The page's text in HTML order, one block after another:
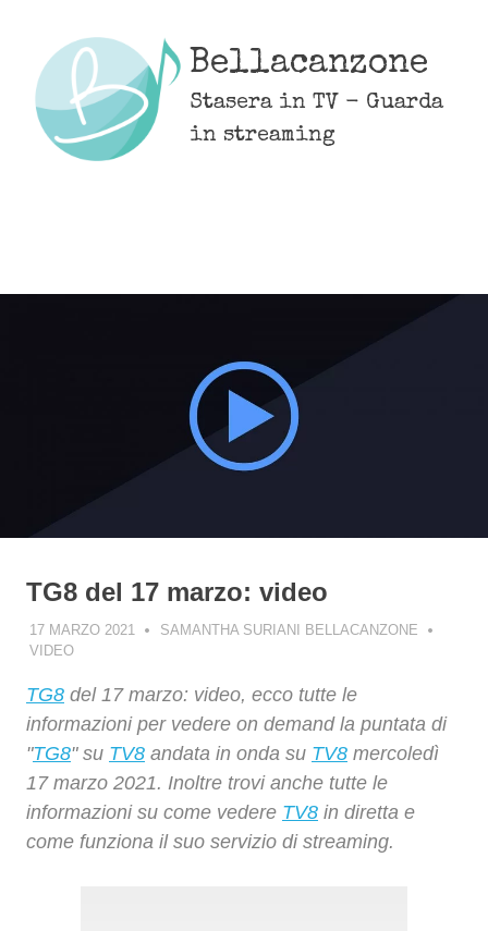
content
Bellacanzone
Stasera in TV - Guarda
in streaming
TG8 del 17 marzo: video
17 MARZO 2021
SAMANTHA SURIANI BELLACANZONE
VIDEO
TG8 del 17 marzo: video, ecco tutte le
informazioni per vedere on demand la puntata di
"TG8" su TV8 andata in onda su TV8 mercoledì
17 marzo 2021. Inoltre trovi anche tutte le
informazioni su come vedere TV8 in diretta e
come funziona il suo servizio di streaming.